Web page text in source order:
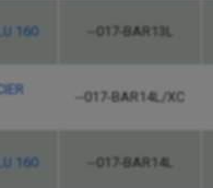
160 --017-BAR13L
--017-BAR14L/XC
160 --017-BAR14L